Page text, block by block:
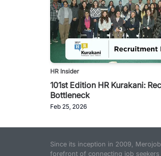
HR Insider
101st Edition HR Kurakani:
Bottleneck
Feb 25, 2026
Since its inception in 2009,
forefront of connecting job seekers